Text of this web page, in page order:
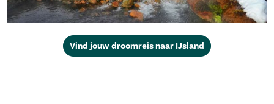
Vind jouw droomreis naar IJsland